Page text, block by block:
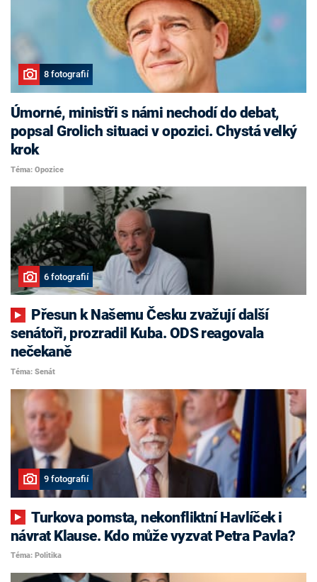
8 fotografií
Úmorné, ministři s námi nechodí do debat,
popsal Grolich situaci v opozici. Chystá velký
krok
Téma: Opozice
6 fotografií
senátoři, prozradil Kuba. ODS reagovala
nečekaně
Téma: Senát
9 fotografií
Turkova pomsta, nekonfliktní Havlíček i
návrat Klause. Kdo může vyzvat Petra Pavla?
Téma: Politika